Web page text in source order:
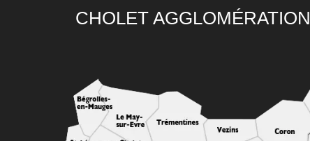
CHOLET AGGLOMÉRATION